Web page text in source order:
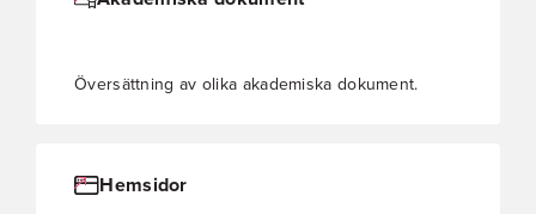
Översättning av olika akademiska dokument.
Hemsidor